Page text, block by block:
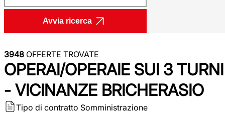
Avvia ricerca
3948 OFFERTE TROVATE
OPERAI/OPERAIE SUI 3 TURNI
- VICINANZE BRICHERASIO
Tipo di contratto Somministrazione